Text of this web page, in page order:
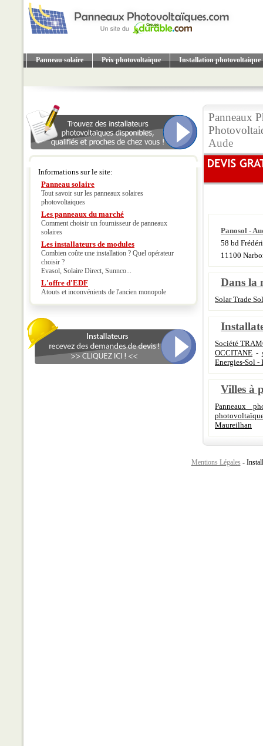
Panneau solaire Prix photovoltaique Installation photovoltaique
Informations sur le site:
Panneau solaire
Tout savoir sur les panneaux solaires
photovoltaiques
Les panneaux du marché
Comment choisir un fournisseur de panneaux
solaires
Les installateurs de modules
Combien coûte une installation ? Quel opérateur
choisir ?
Evasol, Solaire Direct, Sunnco...
L'offre d'EDF
Atouts et inconvénients de l'ancien monopole
Panneaux
Aude
Panosol -
58 bd
11100
Dans la
Solar Trade
Société
OCCITANE -
Energies-Sol -
Villes à
Panneaux
Maureilhan
Mentions Légales -